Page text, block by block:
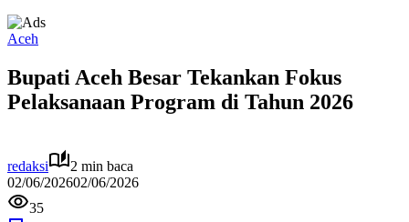
Aceh
Bupati Aceh Besar Tekankan Fokus
Pelaksanaan Program di Tahun 2026
redaksi
2 min baca
02/06/202602/06/2026
35